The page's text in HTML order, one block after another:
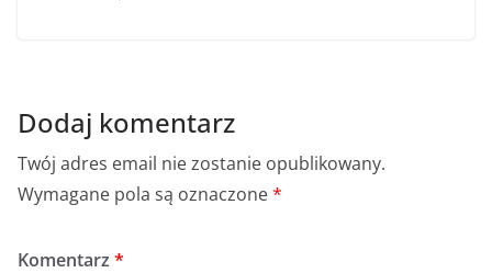
Dodaj komentarz
Twój adres email nie zostanie opublikowany.
Wymagane pola są oznaczone*
Komentarz *